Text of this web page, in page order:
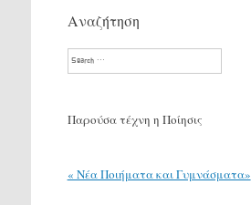
Αναζήτηση
Search
Παρούσα τέχνη η Ποίησις
« Νέα Ποιήματα και Γυμνάσματα»